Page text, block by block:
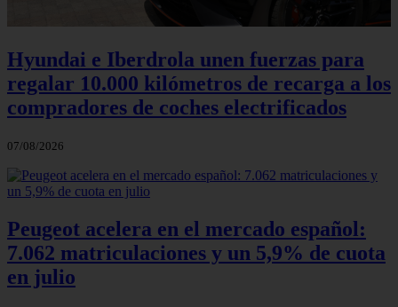
Hyundai e Iberdrola unen fuerzas para
regalar 10.000 kilómetros de recarga a los
compradores de coches electrificados
07/08/2026
Peugeot acelera en el mercado español:
7.062 matriculaciones y un 5,9% de cuota
en julio